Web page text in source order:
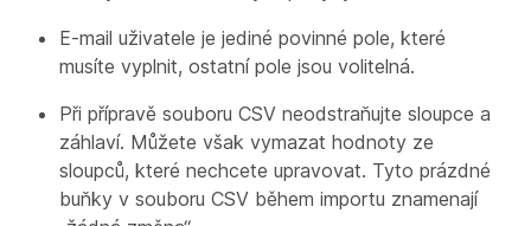
E-mail uživatele je jediné povinné pole, které
musíte vyplnit, ostatní pole jsou volitelná.
Při přípravě souboru CSV neodstraňujte sloupce a
záhlaví. Můžete však vymazat hodnoty ze
sloupců, které nechcete upravovat. Tyto prázdné
buňky v souboru CSV během importu znamenají